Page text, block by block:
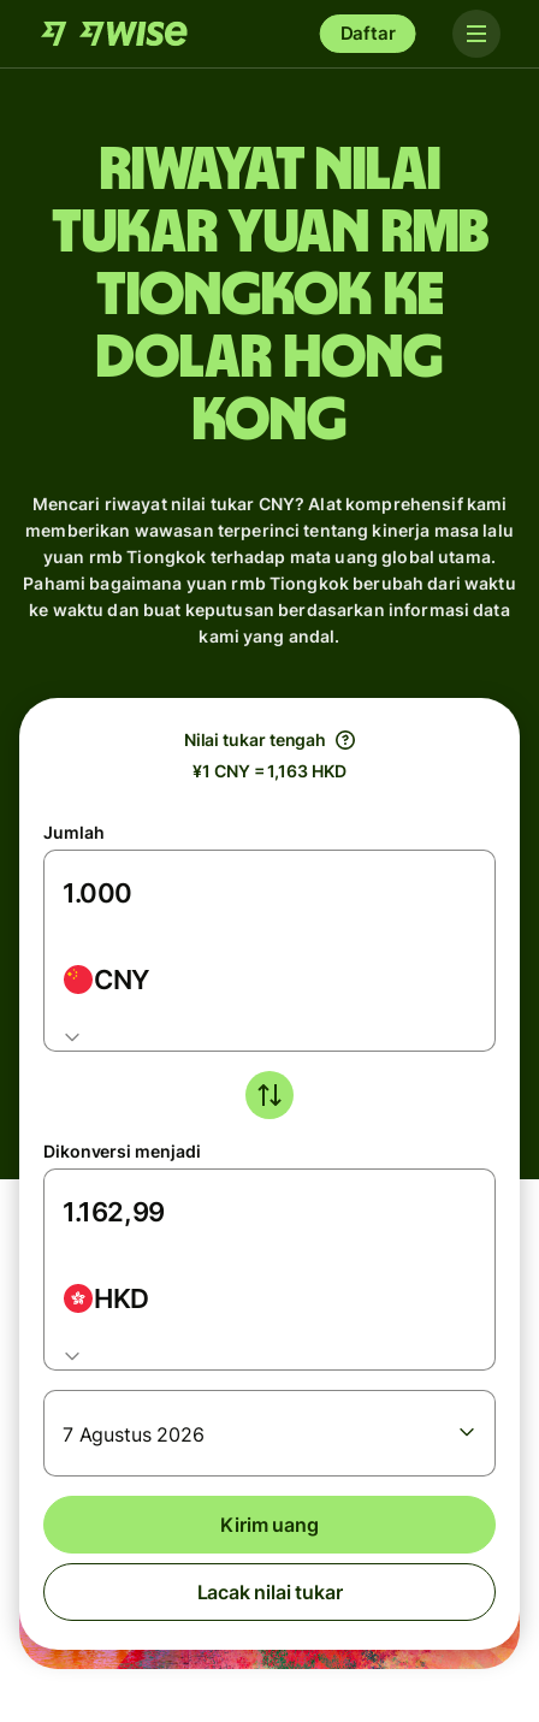
Daftar
Riwayat Nilai
Tukar yuan rmb
Tiongkok ke
dolar Hong
Kong
Mencari riwayat nilai tukar CNY? Alat komprehensif kami
memberikan wawasan terperinci tentang kinerja masa lalu
yuan rmb Tiongkok terhadap mata uang global utama.
Pahami bagaimana yuan rmb Tiongkok berubah dari waktu
ke waktu dan buat keputusan berdasarkan informasi data
kami yang andal.
Nilai tukar tengah
¥1 CNY = 1,163 HKD
Jumlah
CNY
Dikonversi menjadi
HKD
7 Agustus 2026
Kirim uang
Lacak nilai tukar